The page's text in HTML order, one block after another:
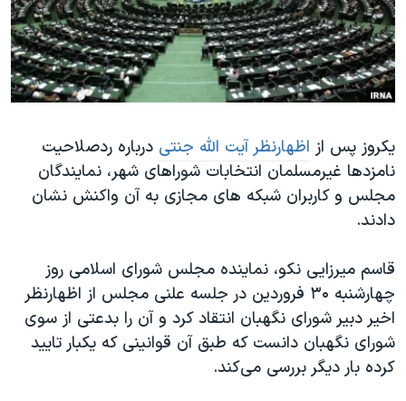
فرهنگ و زندگی
حقوق شهروندی
اقتصادی
اسرائیل در جنگ
گالری عکس
آرشیو پخش زنده
مستندها
انتخابات ریاست جمهوری آمریکا ۲۰۲۴
حمله جمهوری اسلامی به اسرائیل
ورزش زنان در ایران
اعتراضات زن، زندگی، آزادی
مجموعه مستندهای دادخواهی
دادگاه حمید نوری
چهل سال گروگان‌گیری
قانون شفافیت دارائی کادر رهبری ایران
اعتراضات مردمی آبان ۹۸
دنبال کنید
زبانهای مختلف
یکروز پس از اظهارنظر آیت الله جنتی درباره ردصلاحیت
نامزدها غیرمسلمان انتخابات شوراهای شهر، نمایندگان
مجلس و کاربران شبکه های مجازی به آن واکنش نشان
دادند.
قاسم میرزایی نکو، نماینده مجلس شورای اسلامی روز
چهارشنبه ۳۰ فروردین در جلسه علنی مجلس از اظهارنظر
اخیر دبیر شورای نگهبان انتقاد کرد و آن را بدعتی از سوی
شورای نگهبان دانست که طبق آن قوانینی که یکبار تایید
کرده بار دیگر بررسی می‌کند.